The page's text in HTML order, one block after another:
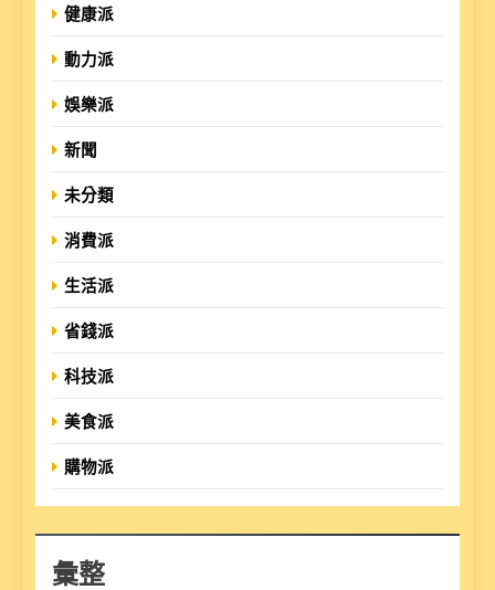
健康派
動力派
娛樂派
新聞
未分類
消費派
生活派
省錢派
科技派
美食派
購物派
彙整